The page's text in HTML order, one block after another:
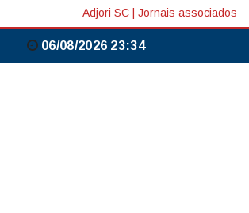
Adjori SC Jornais associados
06/08/2026 23:34